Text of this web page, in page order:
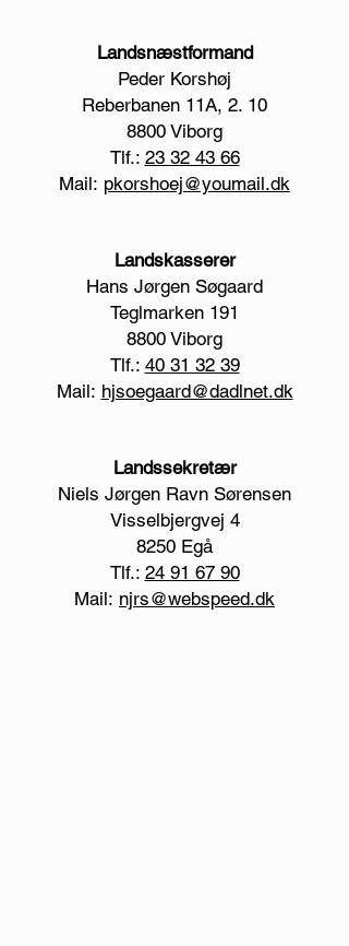
Landsnæstformand
Peder Korshøj
Reberbanen 11A, 2. 10
8800 Viborg
Tlf.: 23 32 43 66
Mail: pkorshoej@youmail.dk
Landskasserer
Hans Jørgen Søgaard
Teglmarken 191
8800 Viborg
Tlf.: 40 31 32 39
Mail: hjsoegaard@dadlnet.dk
Landssekretær
Niels Jørgen Ravn Sørensen
Visselbjergvej 4
8250 Egå
Tlf.: 24 91 67 90
Mail: njrs@webspeed.dk